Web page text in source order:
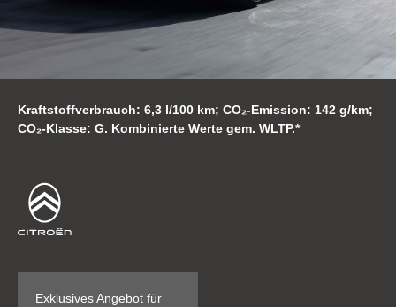
Kraftstoffverbrauch: 6,3 l/100 km; CO₂-Emission: 142 g/km;
CO₂-Klasse: G. Kombinierte Werte gem. WLTP.*
Exklusives Angebot für